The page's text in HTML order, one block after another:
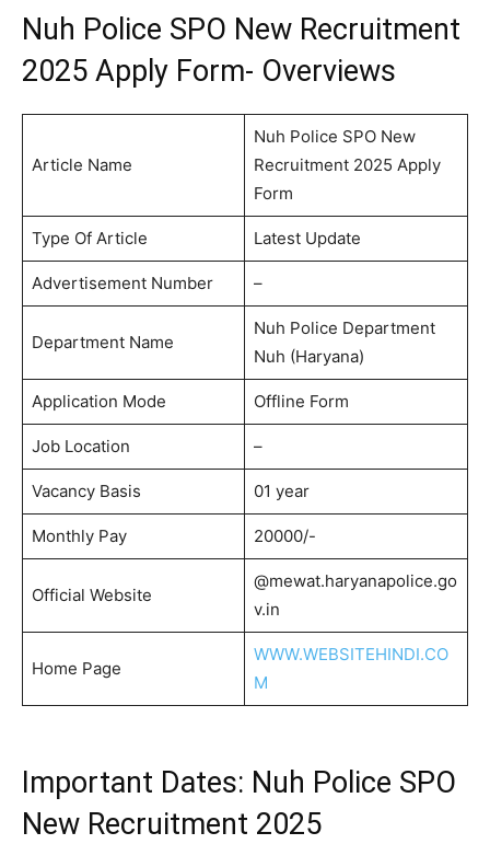
Nuh Police SPO New Recruitment
2025 Apply Form- Overviews
Article Name
Nuh Police SPO New
Recruitment 2025 Apply
Form
Type Of Article Latest Update
Advertisement Number –
Department Name
Nuh Police Department
Nuh (Haryana)
Application Mode Offline Form
Job Location –
Vacancy Basis 01 year
Monthly Pay 20000/-
Official Website
@mewat.haryanapolice.go
v.in
Home Page
WWW.WEBSITEHINDI.CO
M
Important Dates: Nuh Police SPO
New Recruitment 2025